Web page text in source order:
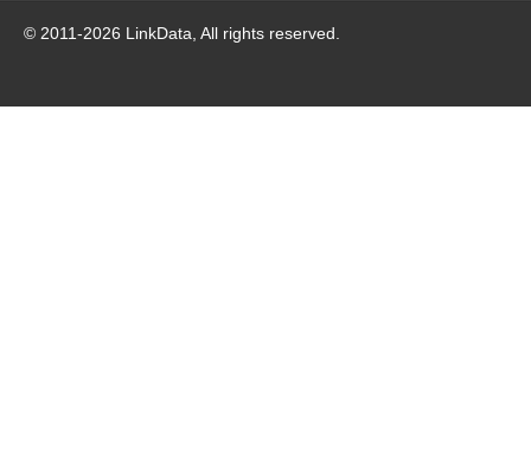
© 2011-2026 LinkData, All rights reserved.